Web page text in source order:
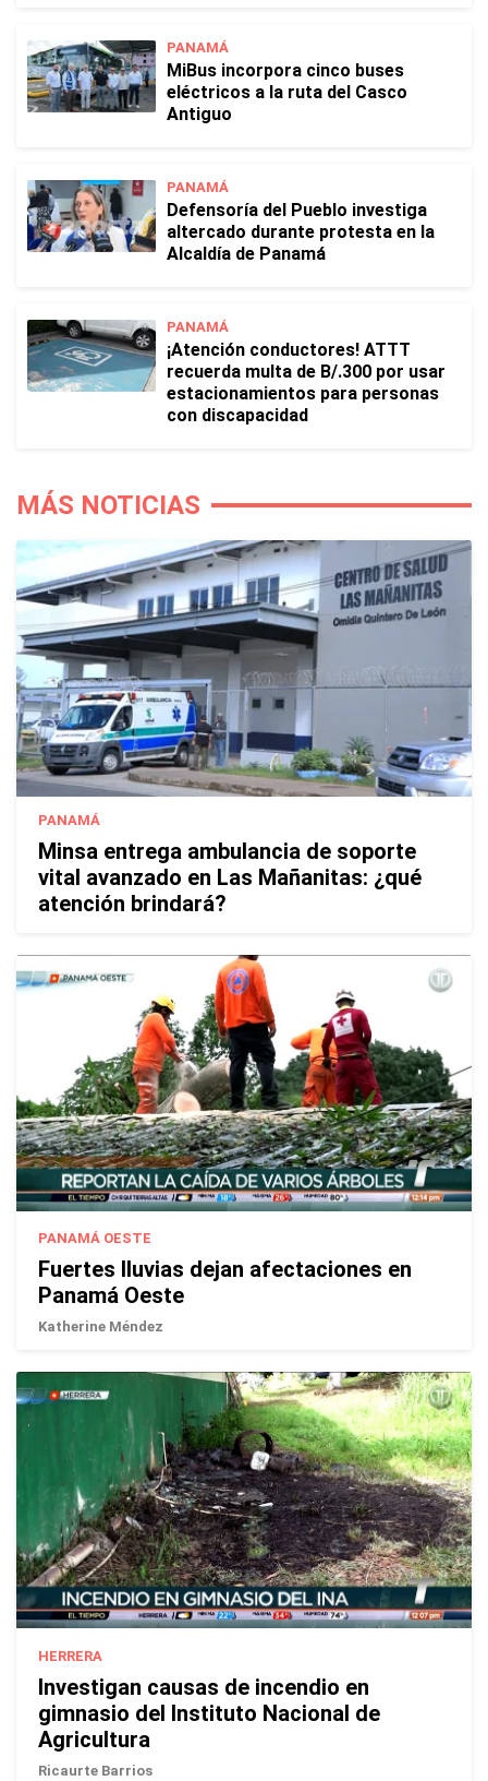
PANAMÁ
MiBus incorpora cinco buses
eléctricos a la ruta del Casco
Antiguo
PANAMÁ
Defensoría del Pueblo investiga
altercado durante protesta en la
Alcaldía de Panamá
PANAMÁ
¡Atención conductores! ATTT
recuerda multa de B/.300 por usar
estacionamientos para personas
con discapacidad
MÁS NOTICIAS
PANAMÁ
Minsa entrega ambulancia de soporte
vital avanzado en Las Mañanitas: ¿qué
atención brindará?
PANAMÁ OESTE
Fuertes lluvias dejan afectaciones en
Panamá Oeste
Katherine Méndez
HERRERA
Investigan causas de incendio en
gimnasio del Instituto Nacional de
Agricultura
Ricaurte Barrios